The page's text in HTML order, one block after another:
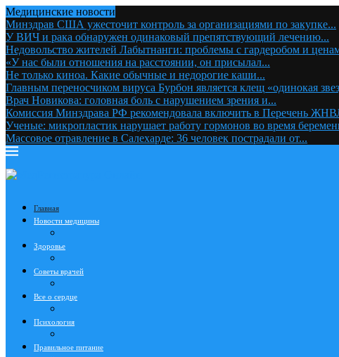
Медицинские новости
Минздрав США ужесточит контроль за организациями по закупке...
У ВИЧ и рака обнаружен одинаковый препятствующий лечению...
Недовольство жителей Лабытнанги: проблемы с гардеробом и
«У нас были отношения на расстоянии, он присылал...
Не только киноа. Какие обычные и недорогие каши...
Главным переносчиком вируса Бурбон является клещ «одинокая
Врач Новикова: головная боль с нарушением зрения и...
Комиссия Минздрава РФ рекомендовала включить в Перечень
Ученые: микропластик нарушает работу гормонов во время
Массовое отравление в Салехарде: 36 человек пострадали от...
Главная
Новости медицины
Здоровье
Советы врачей
Все о сердце
Психология
Правильное питание